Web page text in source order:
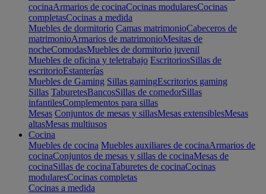
cocinaArmarios de cocinaCocinas modularesCocinas
completasCocinas a medida
Muebles de dormitorio Camas matrimonioCabeceros de
matrimonioArmarios de matrimonioMesitas de
nocheComodasMuebles de dormitorio juvenil
Muebles de oficina y teletrabajo EscritoriosSillas de
escritorioEstanterías
Muebles de Gaming Sillas gamingEscritorios gaming
Sillas TaburetesBancosSillas de comedorSillas
infantilesComplementos para sillas
Mesas Conjuntos de mesas y sillasMesas extensiblesMesas
altasMesas multiusos
Cocina
Muebles de cocina Muebles auxiliares de cocinaArmarios de
cocinaConjuntos de mesas y sillas de cocinaMesas de
cocinaSillas de cocinaTaburetes de cocinaCocinas
modularesCocinas completas
Cocinas a medida